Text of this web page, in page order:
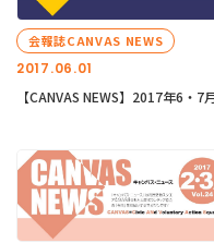
2017.06.01
会報誌CANVAS NEWS
【CANVAS NEWS】2017年6・7